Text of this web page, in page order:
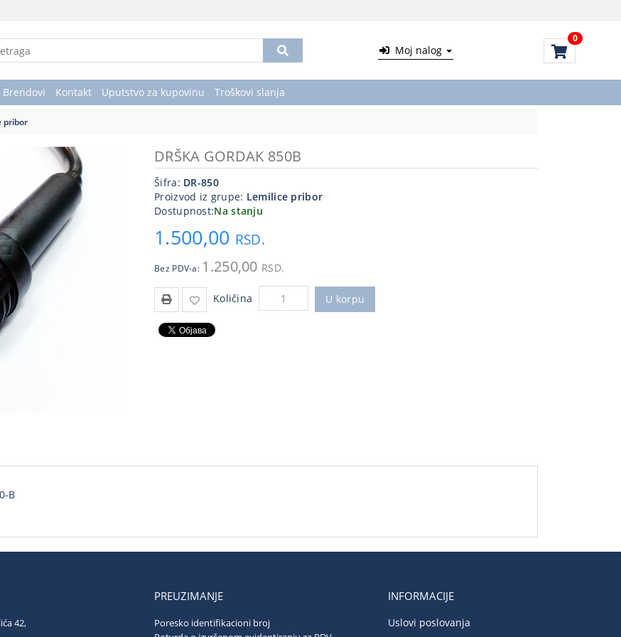
Moj nalog
0
Brendovi Kontakt Uputstvo za kupovinu Troškovi slanja
pribor
DRŠKA GORDAK 850B
Šifra: DR-850
Proizvod iz grupe: Lemilice pribor
Dostupnost:Na stanju
1.500,00 RSD.
Bez PDV-a: 1.250,00 RSD.
Količina U korpu
B
42,
PREUZIMANJE
Poresko identifikacioni broj
INFORMACIJE
Uslovi poslovanja